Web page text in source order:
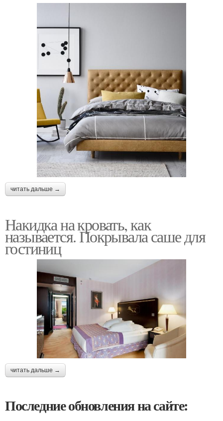
читать дальше →
Накидка на кровать, как
называется. Покрывала саше для
гостиниц
читать дальше →
Последние обновления на сайте: